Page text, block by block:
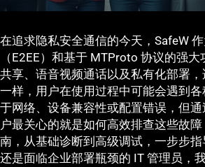
在追求隐私安全通信的今天，SafeW
（E2EE）和基于 MTProto 协议的强
共享、语音视频通话以及私有化部署
一样，用户在使用过程中可能会遇到
于网络、设备兼容性或配置错误，但
户最关心的就是如何高效排查这些故
南，从基础诊断到高级调试，一步步
还是面临企业部署瓶颈的 IT 管理员，